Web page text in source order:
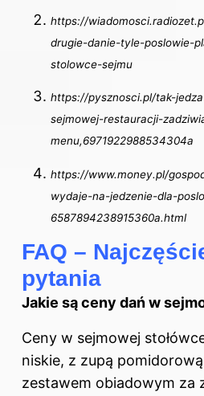
https://
drugie-danie-tyle-poslowie-
stolowce-sejmu
https://pysznosci.pl/tak-
sejmowej-restauracji-
menu,6971922988534304a
https://www.money.pl/
wydaje-na-jedzenie-dla-
6587894238915360a.html
FAQ –
pytania
Jakie są ceny dań w
Ceny w sejmowej
niskie, z zupą pomidorową
zestawem obiadowym za